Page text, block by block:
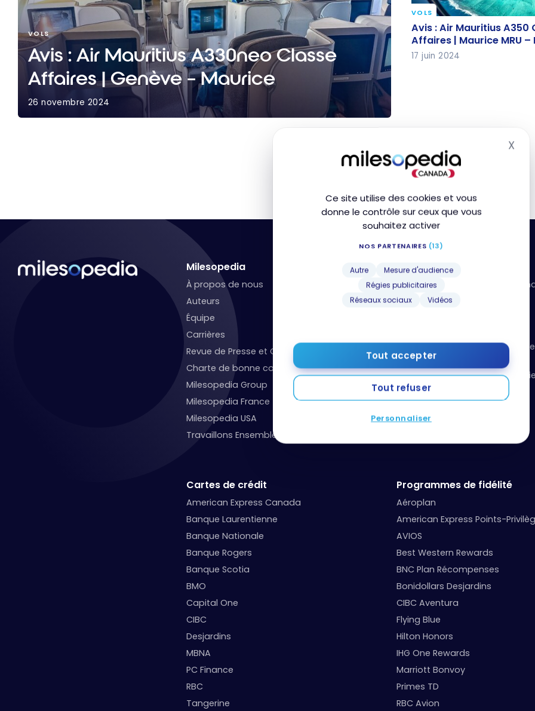
Ce site utilise des cookies et vous
donne le contrôle sur ceux que vous
souhaitez activer
NOS PARTENAIRES (13)
Autre
Mesure d'audience
Régies publicitaires
Réseaux sociaux
Vidéos
Tout accepter
Tout refuser
Personnaliser
X
VOLS
Avis : Air Mauritius A330neo Classe
Affaires | Genève – Maurice
26 novembre 2024
Avis : Air Mauritius A350
Affaires | Maurice MRU
CDG
VOLS
Avis : Air Mauritius A350
Affaires | Maurice MRU –
17 juin 2024
Milesopedia
À propos de nous
Auteurs
Équipe
Carrières
Revue de Presse et Communiqués
Charte de bonne conduite générale
Milesopedia Group
Milesopedia France
Milesopedia USA
Travaillons Ensemble!
Ressources utiles
Boîte à outils: organisez vos
points
Recevez notre infolettre chaque
semaine !
Podcast Milesopedia – La
Points
Vidéos de formation
Boutique Amazon
Cartes de crédit
American Express Canada
Banque Laurentienne
Banque Nationale
Banque Rogers
Banque Scotia
BMO
Capital One
CIBC
Desjardins
MBNA
PC Finance
RBC
Tangerine
Programmes de fidélité
Aéroplan
American Express Points-
AVIOS
Best Western Rewards
BNC Plan Récompenses
Bonidollars Desjardins
CIBC Aventura
Flying Blue
Hilton Honors
IHG One Rewards
Marriott Bonvoy
Primes TD
RBC Avion